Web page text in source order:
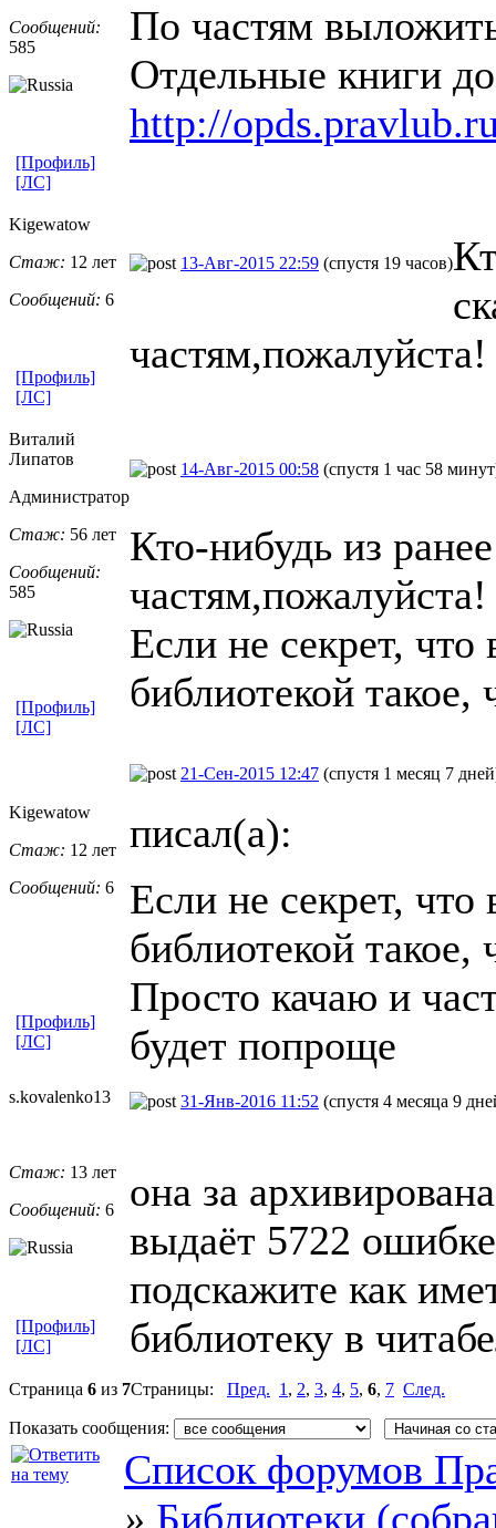
Сообщений:
585
По частям
Отдельные книги
http://
[Профиль]
[ЛС]
Kigewatow
Стаж: 12 лет
Сообщений: 6
13-Авг-2015 22:59 (спустя 19 часов)
частям,пожалуйста!
[Профиль]
[ЛС]
Виталий
Липатов
Администратор
Стаж: 56 лет
Сообщений:
585
14-Авг-2015 00:58 (спустя 1 час 58
Кто-нибудь из
частям,пожалуйста!
Если не секрет, что
библиотекой
[Профиль]
[ЛС]
Kigewatow
Стаж: 12 лет
Сообщений: 6
21-Сен-2015 12:47 (спустя 1 месяц 7
писал(а):
Если не секрет, что
библиотекой
Просто качаю и
будет попроще
[Профиль]
[ЛС]
s.kovalenko1​3
Стаж: 13 лет
Сообщений: 6
31-Янв-2016 11:52 (спустя 4 месяца 9
она за
выдаёт 5722
подскажите как
библиотеку в
[Профиль]
[ЛС]
Страница 6 из 7Страницы: Пред. 1 , 2, 3, 4, 5, 6, 7 След.
Показать сообщения:
Список форумов
» Библиотеки